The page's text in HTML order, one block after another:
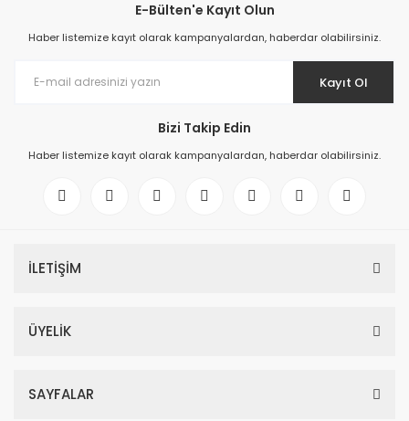
E-Bülten'e Kayıt Olun
Haber listemize kayıt olarak kampanyalardan, haberdar olabilirsiniz.
Kayıt Ol
Bizi Takip Edin
Haber listemize kayıt olarak kampanyalardan, haberdar olabilirsiniz.
İLETİŞİM
ÜYELİK
SAYFALAR